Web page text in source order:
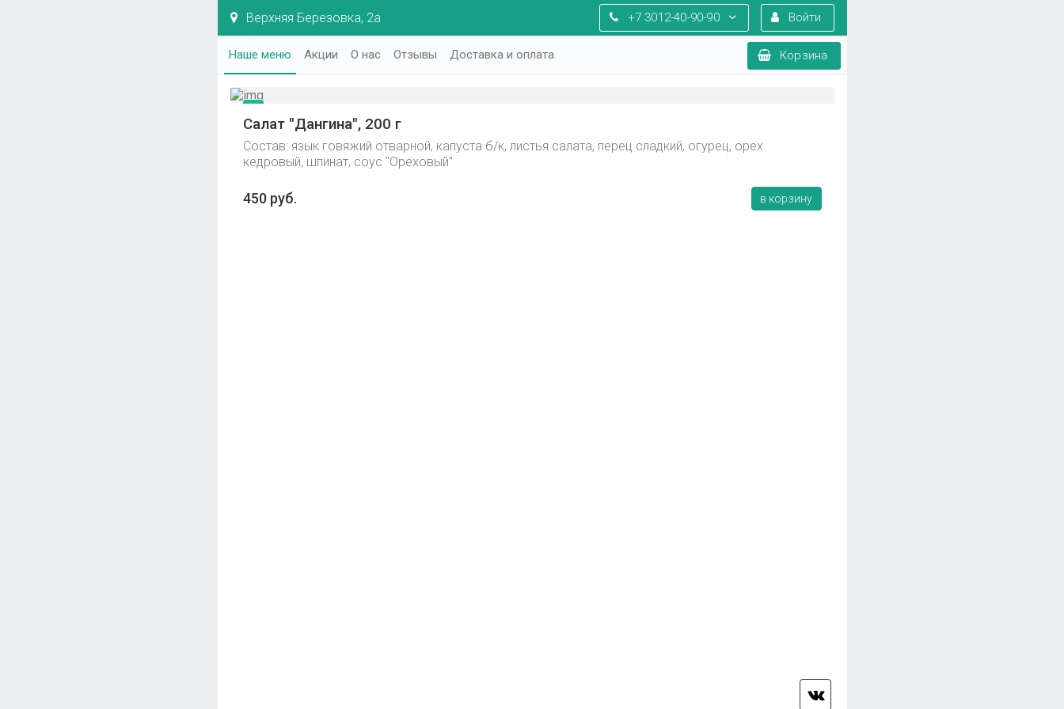
Войти
+7 3012-40-90-90
Верхняя Березовка, 2а
Корзина
Наше меню Акции О нас Отзывы Доставка и оплата
Салат "Дангина", 200 г
Состав: язык говяжий отварной, капуста б/к, листья салата, перец сладкий, огурец, орех
кедровый, шпинат, соус "Ореховый"
450 руб. в корзину